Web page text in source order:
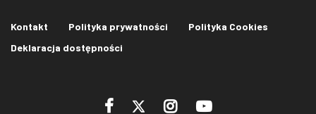
Kontakt Polityka prywatności
Polityka Cookies
Deklaracja dostępności